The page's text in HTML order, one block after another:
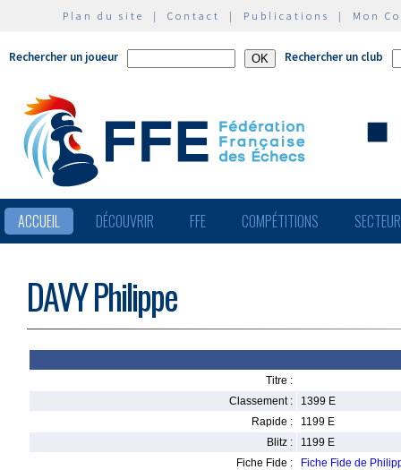
Plan du site | Contact | Publications | Mon
Rechercher un joueur Rechercher un club
ACCUEIL DÉCOUVRIR FFE COMPÉTITIONS
DAVY Philippe
Titre :
Classement :
1399 E
Rapide :
1199 E
Blitz :
1199 E
Fiche Fide :
Fiche Fide de